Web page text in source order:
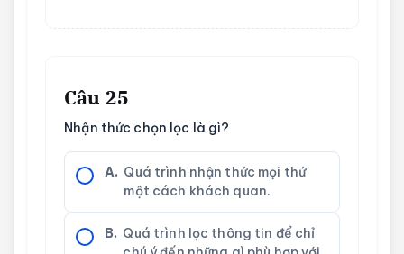
Câu 25
Nhận thức chọn lọc là gì?
A. Quá trình nhận thức mọi thứ
một cách khách quan.
B. Quá trình lọc thông tin để chỉ